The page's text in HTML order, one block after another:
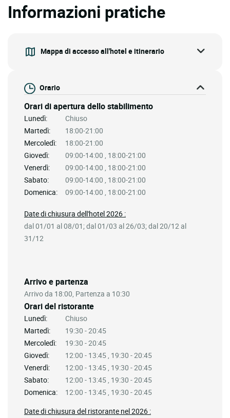
Informazioni pratiche
Mappa di accesso all'hotel e itinerario
Orario
Orari di apertura dello stabilimento
Lunedì:
Chiuso
Martedì:
18:00-21:00
Mercoledì:
18:00-21:00
Giovedì:
09:00-14:00 , 18:00-21:00
Venerdì:
09:00-14:00 , 18:00-21:00
Sabato:
09:00-14:00 , 18:00-21:00
Domenica:
09:00-14:00 , 18:00-21:00
Arrivo e partenza
Arrivo da 18:00, Partenza a 10:30
Orari del ristorante
Lunedì:
Chiuso
Martedì:
19:30 - 20:45
Mercoledì:
19:30 - 20:45
Giovedì:
12:00 - 13:45 , 19:30 - 20:45
Venerdì:
12:00 - 13:45 , 19:30 - 20:45
Sabato:
12:00 - 13:45 , 19:30 - 20:45
Domenica:
12:00 - 13:45 , 19:30 - 20:45
Date di chiusura del ristorante nel 2026 :
Date di chiusura dell'hotel 2026 :
dal 01/01 al 08/01; dal 01/03 al 26/03; dal 20/12 al
31/12